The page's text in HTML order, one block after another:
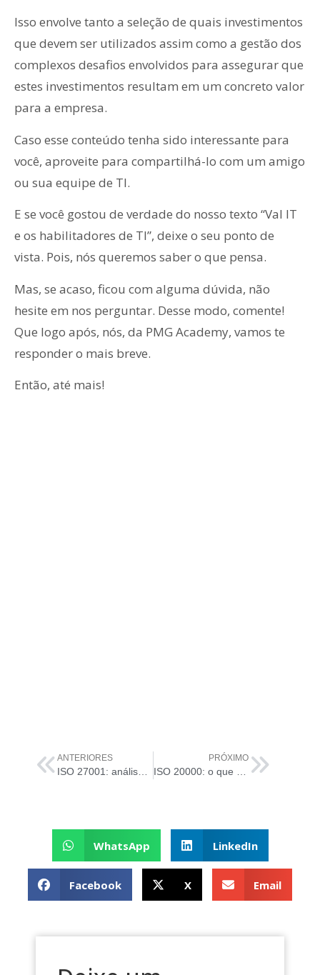
Isso envolve tanto a seleção de quais investimentos
que devem ser utilizados assim como a gestão dos
complexos desafios envolvidos para assegurar que
estes investimentos resultam em um concreto valor
para a empresa.
Caso esse conteúdo tenha sido interessante para
você, aproveite para compartilhá-lo com um amigo
ou sua equipe de TI.
E se você gostou de verdade do nosso texto “Val IT
e os habilitadores de TI”, deixe o seu ponto de
vista. Pois, nós queremos saber o que pensa.
Mas, se acaso, ficou com alguma dúvida, não
hesite em nos perguntar. Desse modo, comente!
Que logo após, nós, da PMG Academy, vamos te
responder o mais breve.
Então, até mais!
ANTERIORES
ISO 27001: análise de risco em Segurança da Informação
PRÓXIMO
ISO 20000: o que é o gerenciamento orientado a processo?
WhatsApp LinkedIn
Facebook X Email